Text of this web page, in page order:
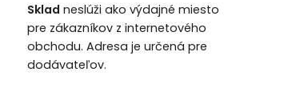
Sklad neslúži ako výdajné miesto
pre zákazníkov z internetového
obchodu. Adresa je určená pre
dodávateľov.